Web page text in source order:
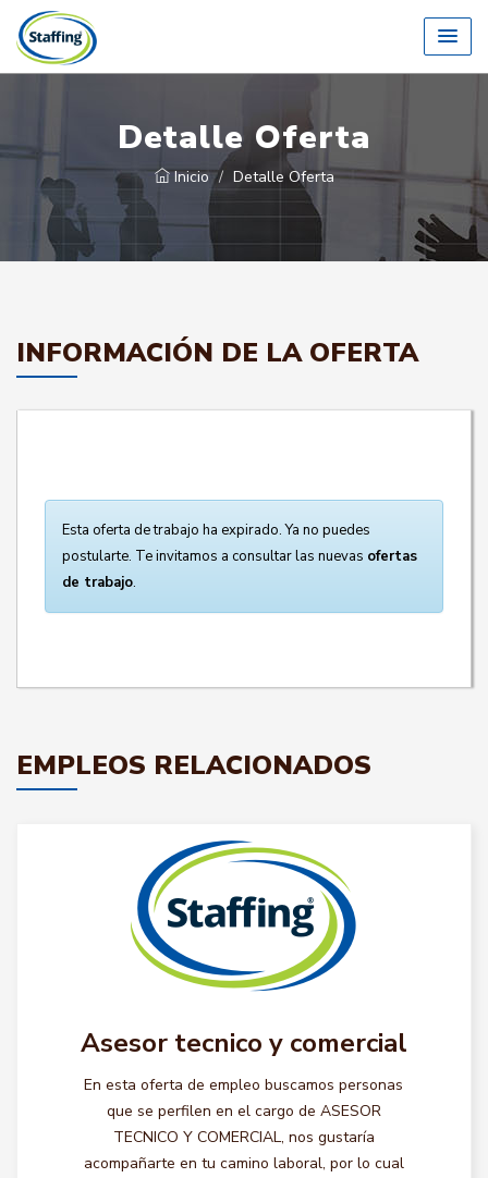
Detalle Oferta
Inicio Detalle Oferta
INFORMACIÓN DE LA OFERTA
Esta oferta de trabajo ha expirado. Ya no puedes
postularte. Te invitamos a consultar las nuevas ofertas
de trabajo.
EMPLEOS RELACIONADOS
Asesor tecnico y comercial
En esta oferta de empleo buscamos personas
que se perfilen en el cargo de ASESOR
TECNICO Y COMERCIAL, nos gustaría
acompañarte en tu camino laboral, por lo cual